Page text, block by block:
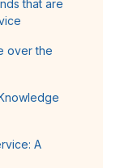
that are
over the
A